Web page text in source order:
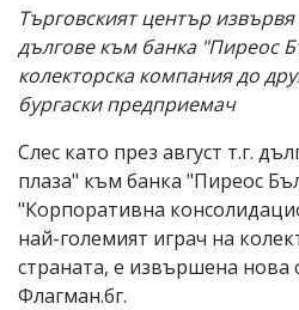
Ако
откриете
обиден
вас
моля
сигнализирайте
ни!
Търговският център
дългове към банка "Пиреос
колекторска компания до
бургаски предприемач
Слес като през август т.г.
плаза" към банка "Пиреос
"Корпоративна
най-големият играч на
страната, е извършена нова
Флагман.бг.